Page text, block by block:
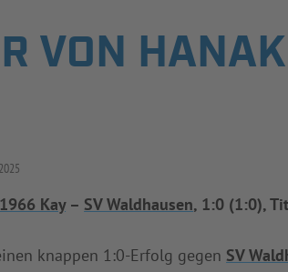
VON
Kay– SV Waldhausen, 1:0 (1:0),
knappen 1:0-Erfolg gegen SV